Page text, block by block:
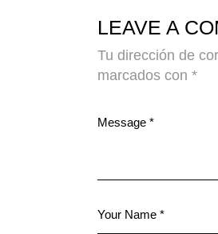
LEAVE A
Tu dirección de
marcados con *